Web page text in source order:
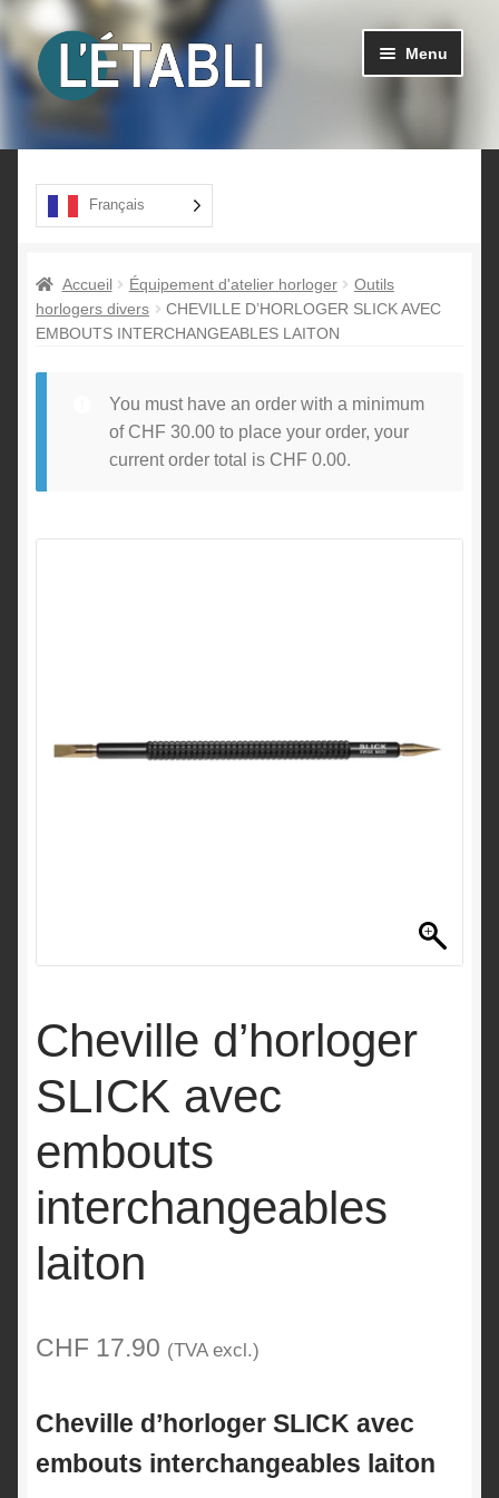
Aller
à
Aller
au
contenu
Menu
Produits
le
A propos
Français
Accueil Équipement d'atelier horloger
Outils
horlogers divers
CHEVILLE D’HORLOGER SLICK AVEC
EMBOUTS INTERCHANGEABLES LAITON
You must have an order with a minimum
of CHF 30.00to place your order, your
current order total is CHF 0.00.
Cheville d’horloger
SLICK avec
embouts
interchangeables
laiton
CHF 17.90 (TVA excl.)
Cheville d’horloger SLICK avec
embouts interchangeables laiton